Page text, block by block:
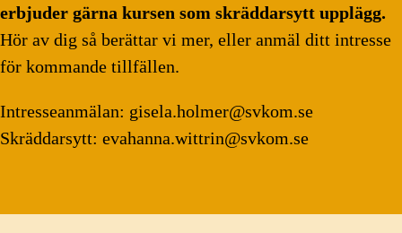
erbjuder gärna kursen som skräddarsytt upplägg.
Hör av dig så berättar vi mer, eller anmäl ditt intresse
för kommande tillfällen.
Intresseanmälan: gisela.holmer@svkom.se
Skräddarsytt: evahanna.wittrin@svkom.se